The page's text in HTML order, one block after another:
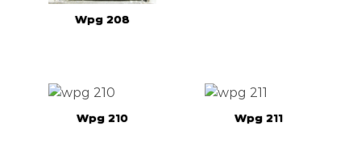
Wpg 208
Wpg 210 Wpg 211